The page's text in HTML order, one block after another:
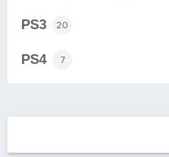
PS3 20
PS4 7